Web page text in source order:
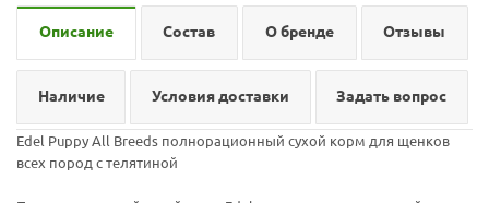
Описание Состав О бренде Отзывы
Наличие Условия доставки Задать вопрос
Edel Puppy All Breeds полнорационный сухой корм для щенков
всех пород с телятиной